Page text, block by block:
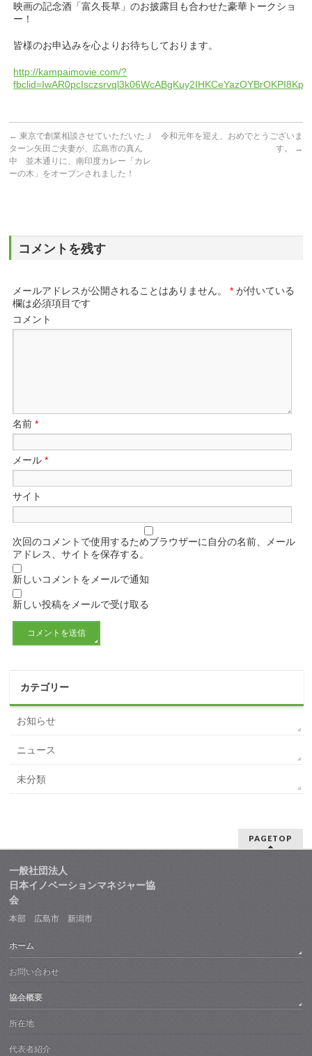
映画の記念酒「富久長草」のお披露目も合わせた豪華トークショ
ー！
皆様のお申込みを心よりお待ちしております。
http://kampaimovie.com/?
← 東京で創業相談させていただいたＪ
ターン矢田ご夫妻が、広島市の真ん
中 並木通りに、南印度カレー「カレ
ーの木」をオープンされました！
令和元年を迎え、おめでとうございま
す。
→
コメントを残す
メールアドレスが公開されることはありません。 * が付いている
欄は必須項目です
コメント
名前*
メール*
サイト
次回のコメントで使用するためブラウザーに自分の名前、メール
アドレス、サイトを保存する。
新しいコメントをメールで通知
新しい投稿をメールで受け取る
カテゴリー
お知らせ
ニュース
未分類
PAGETOP
一般社団法人
日本イノベーションマネジャー協
会
本部 広島市 新潟市
ホーム
お問い合わせ
協会概要
所在地
代表者紹介